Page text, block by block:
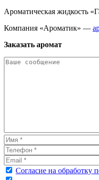
Ароматическая жидкость
Компания «Ароматик» —
Заказать аромат
Согласие на обработку